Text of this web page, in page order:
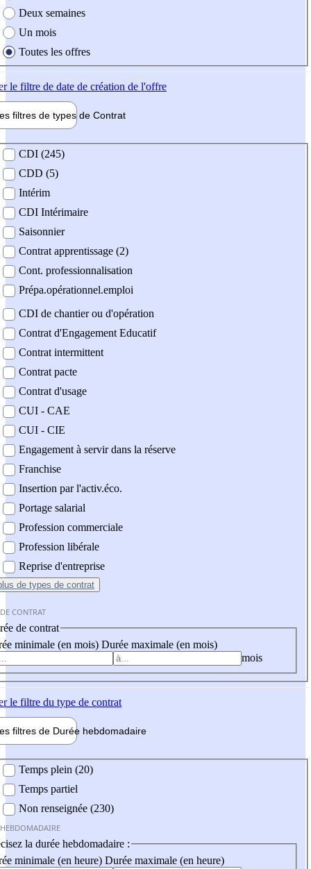
Deux semaines
Un mois
Toutes les offres
le filtre de date de création de l'offre
filtres de types de Contrat
contrat
CDI (245)
CDD (5)
Intérim
CDI Intérimaire
Saisonnier
Contrat apprentissage (2)
Cont. professionnalisation
Prépa.opérationnel.emploi
CDI de chantier ou d'opération
Contrat d'Engagement Educatif
Contrat intermittent
Contrat pacte
Contrat d'usage
CUI - CAE
CUI - CIE
Engagement à servir dans la réserve
Franchise
Insertion par l'activ.éco.
Portage salarial
Profession commerciale
Profession libérale
Reprise d'entreprise
de types de contrat
CONTRAT
de contrat
minimale (en mois) Durée maximale (en mois)
mois
le filtre du type de contrat
filtres de Durée hebdomadaire
Temps plein (20)
Temps partiel
Non renseignée (230)
la durée hebdomadaire :
minimale (en heure) Durée maximale (en heure)